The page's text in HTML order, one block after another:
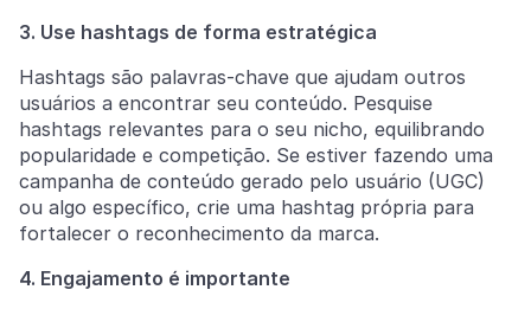
3. Use hashtags de forma estratégica
Hashtags são palavras-chave que ajudam outros
usuários a encontrar seu conteúdo. Pesquise
hashtags relevantes para o seu nicho, equilibrando
popularidade e competição. Se estiver fazendo uma
campanha de conteúdo gerado pelo usuário (UGC)
ou algo específico, crie uma hashtag própria para
fortalecer o reconhecimento da marca.
4. Engajamento é importante